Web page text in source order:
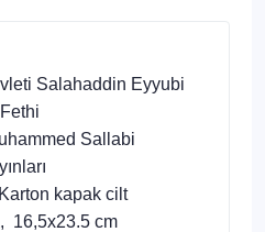
Salahaddin Eyyubi
Sallabi
kapak cilt
16,5x23.5 cm